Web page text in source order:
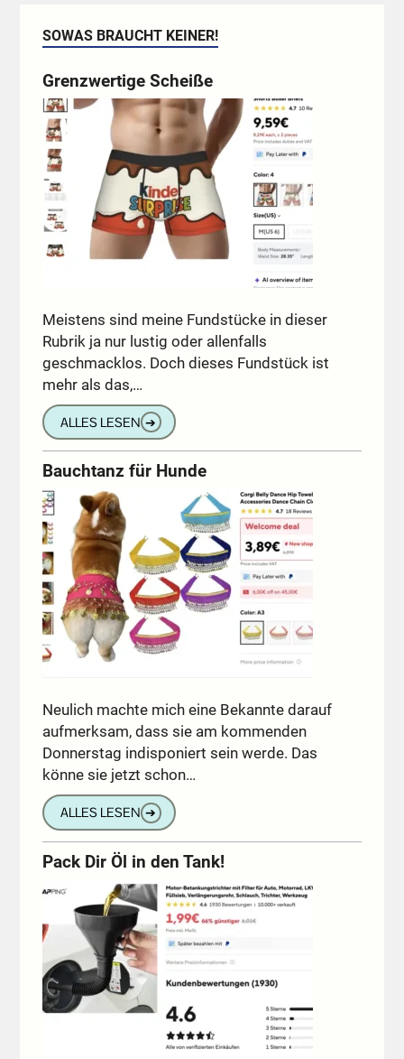
SOWAS BRAUCHT KEINER!
Grenzwertige Scheiße
Meistens sind meine Fundstücke in dieser
Rubrik ja nur lustig oder allenfalls
geschmacklos. Doch dieses Fundstück ist
mehr als das,…
ALLES LESEN ➔
Bauchtanz für Hunde
Neulich machte mich eine Bekannte darauf
aufmerksam, dass sie am kommenden
Donnerstag indisponiert sein werde. Das
könne sie jetzt schon…
ALLES LESEN ➔
Pack Dir Öl in den Tank!